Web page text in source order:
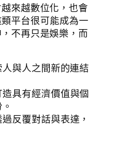
來越數位化，也會
平台很可能成為一
不再只是娛樂，而
與人之間新的連結
造具有經濟價值與個
過反覆對話與表達，